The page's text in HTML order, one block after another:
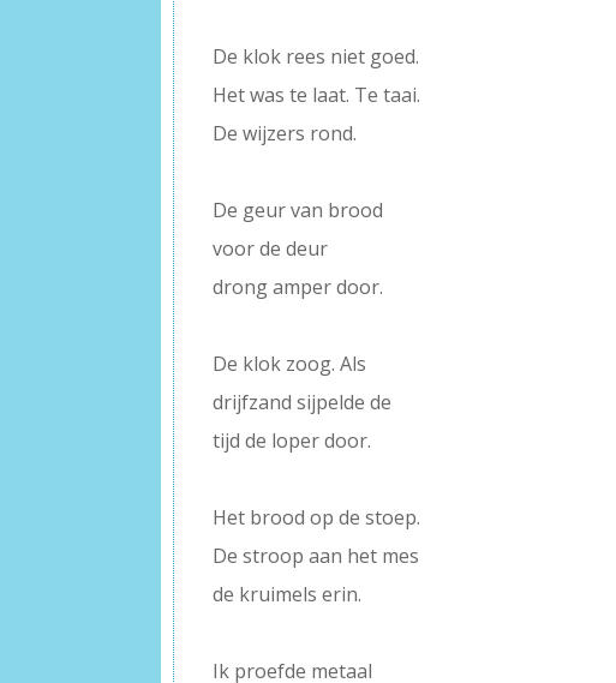
De klok rees niet goed.
Het was te laat. Te taai.
De wijzers rond.
De geur van brood
voor de deur
drong amper door.
De klok zoog. Als
drijfzand sijpelde de
tijd de loper door.
Het brood op de stoep.
De stroop aan het mes
de kruimels erin.
Ik proefde metaal